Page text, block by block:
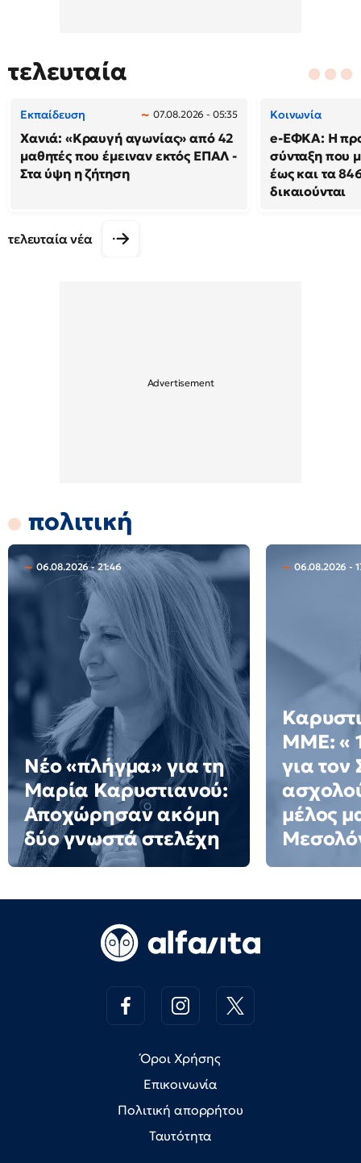
τελευταία
Εκπαίδευση 07.08.2026 - 05:35
Χανιά: «Κραυγή αγωνίας» από 42
μαθητές που έμειναν εκτός ΕΠΑΛ -
Στα ύψη η ζήτηση
Κοινωνία
e-ΕΦΚΑ: Η
σύνταξη που
έως και τα
δικαιούνται
τελευταία νέα
πολιτική
06.08.2026 - 21:46
Νέο «πλήγμα» για τη
Μαρία Καρυστιανού:
Αποχώρησαν ακόμη
δύο γνωστά στελέχη
06.08.2026 -
ΜΜΕ: «
για τον
μέλος
Όροι Χρήσης
Επικοινωνία
Πολιτική απορρήτου
Ταυτότητα